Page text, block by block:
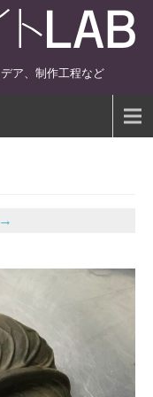
ア、制作工程など
→